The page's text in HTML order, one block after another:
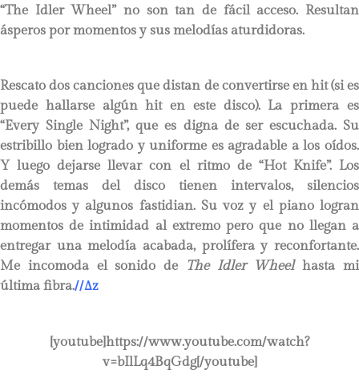
“The Idler Wheel” no son tan de fácil acceso. Resultan
ásperos por momentos y sus melodías aturdidoras.
Rescato dos canciones que distan de convertirse en hit (si es
puede hallarse algún hit en este disco). La primera es
“Every Single Night”, que es digna de ser escuchada. Su
estribillo bien logrado y uniforme es agradable a los oídos.
Y luego dejarse llevar con el ritmo de “Hot Knife”. Los
demás temas del disco tienen intervalos, silencios
incómodos y algunos fastidian. Su voz y el piano logran
momentos de intimidad al extremo pero que no llegan a
entregar una melodía acabada, prolífera y reconfortante.
Me incomoda el sonido de The Idler Wheelhasta mi
última fibra.//∆z
[youtube]https://www.youtube.com/watch?
v=bIlLq4BqGdg[/youtube]